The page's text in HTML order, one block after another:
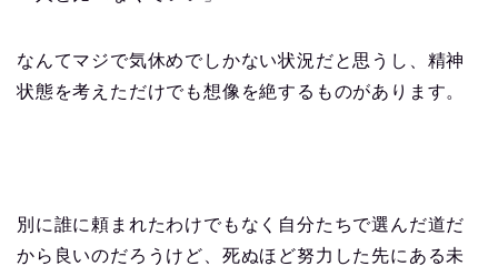
なんてマジで気休めでしかない状況だと思うし、精神
状態を考えただけでも想像を絶するものがあります。
別に誰に頼まれたわけでもなく自分たちで選んだ道だ
から良いのだろうけど、死ぬほど努力した先にある未